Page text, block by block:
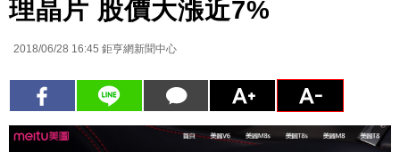
理晶片 股價大漲近7%
2018/06/28 16:45 鉅亨網新聞中心